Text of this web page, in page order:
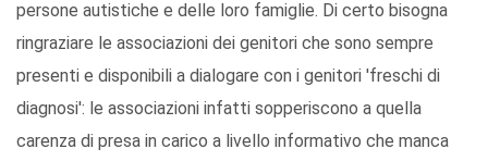
persone autistiche e delle loro famiglie. Di certo bisogna
ringraziare le associazioni dei genitori che sono sempre
presenti e disponibili a dialogare con i genitori 'freschi di
diagnosi': le associazioni infatti sopperiscono a quella
carenza di presa in carico a livello informativo che manca